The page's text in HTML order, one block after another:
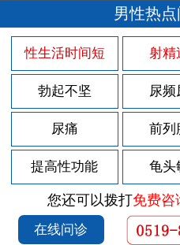
男性热
性生活时间短 射精
勃起不坚 尿频
尿痛 前列
提高性功能 龟头
您还可以拨打免费咨
在线问诊